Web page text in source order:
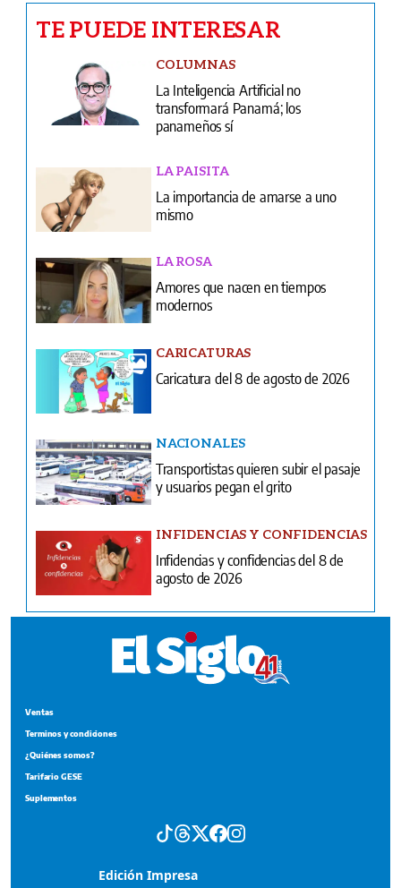
TE PUEDE INTERESAR
COLUMNAS
La Inteligencia Artificial no
transformará Panamá; los
panameños sí
LA PAISITA
La importancia de amarse a uno
mismo
LA ROSA
Amores que nacen en tiempos
modernos
CARICATURAS
Caricatura del 8 de agosto de 2026
NACIONALES
Transportistas quieren subir el pasaje
y usuarios pegan el grito
INFIDENCIAS Y CONFIDENCIAS
Infidencias y confidencias del 8 de
agosto de 2026
Ventas
Terminos y condiciones
¿Quiénes somos?
Tarifario GESE
Suplementos
Edición Impresa